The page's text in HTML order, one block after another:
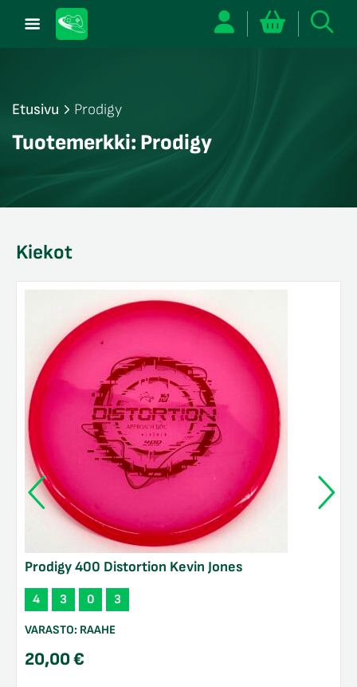
Etusivu Prodigy
Tuotemerkki: Prodigy
Kiekot
Prodigy 400 Distortion Kevin Jones
4 3 0 3
VARASTO: RAAHE
20,00€
sulje